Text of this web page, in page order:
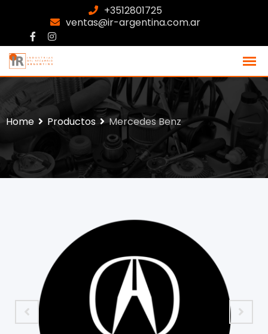
+3512801725
ventas@ir-argentina.com.ar
Home Productos Mercedes Benz